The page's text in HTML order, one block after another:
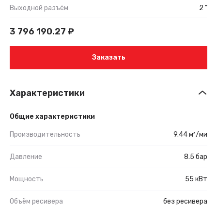
Выходной разъём 2 "
3 796 190.27 ₽
Заказать
Характеристики
Общие характеристики
Производительность 9.44 м³/ми
Давление 8.5 бар
Мощность 55 кВт
Объём ресивера без ресивера